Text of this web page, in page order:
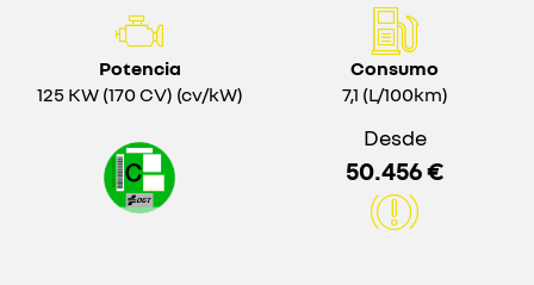
Potencia
125 KW (170 CV) (cv/kW)
Consumo
7,1 (L/100km)
Desde
50.456 €